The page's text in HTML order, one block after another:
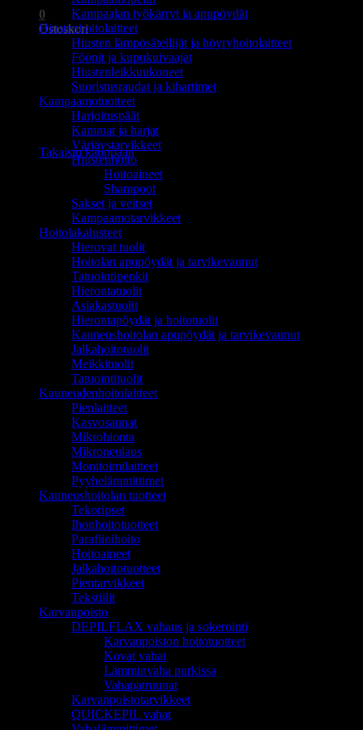
0
Ostoskori
Ostoskori on tyhjä.
Takaisin kauppaan
Kampaajan työkärryt ja apupöydät
Hiustenhoitolaitteet
Hiusten lämpösäteilijät ja höyryhoitolaitteet
Föönit ja kupukuivaajat
Hiustenleikkuukoneet
Suoristusraudat ja kihartimet
Kampaamotuotteet
Harjoituspäät
Kammat ja harjat
Värjäystarvikkeet
Hiustenhoito
Hoitoaineet
Shampoot
Sakset ja veitset
Kampaamotarvikkeet
Hoitolakalusteet
Hierovat tuolit
Hoitolan apupöydät ja tarvikevaunut
Tatuointipenkit
Hierontatuolit
Asiakastuolit
Hierontapöydät ja hoitotuolit
Kauneushoitolan apupöydät ja tarvikevaunut
Jalkahoitotuolit
Meikkituolit
Tatuointituolit
Kauneudenhoitolaitteet
Pienlaitteet
Kasvosaunat
Mikrohionta
Mikroneulaus
Monitoimilaitteet
Pyyhelämmittimet
Kauneushoitolan tuotteet
Tekoripset
Ihonhoitotuotteet
Parafiinihoito
Hoitoaineet
Jalkahoitotuotteet
Pientarvikkeet
Tekstiilit
Karvanpoisto
DEPILFLAX vahaus ja sokerointi
Karvanpoiston hoitotuotteet
Kovat vahat
Lämminvaha purkissa
Vahapatruunat
Karvanpoistotarvikkeet
QUICKEPIL vahat